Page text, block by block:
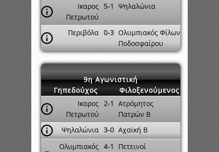
Ικαρος
Πετρωτού
5-1 Ψηλαλώνια
Περιβόλα 0-3 Ολυμπιακός Φίλων
Ποδοσφαίρου
9η Αγωνιστική
Γηπεδούχος
Φιλοξενούμενος
Ικαρος
Πετρωτού
2-1 Ατρόμητος
Πατρών Β
Ψηλαλώνια 3-0 Αχαϊκή Β
Ολυμπιακός 4-1 Πετεινοί